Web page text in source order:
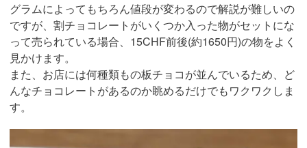
グラムによってもちろん値段が変わるので解説が難しいの
ですが、割チョコレートがいくつか入った物がセットにな
って売られている場合、15CHF前後(約1650円)の物をよく
見かけます。
また、お店には何種類もの板チョコが並んでいるため、ど
んなチョコレートがあるのか眺めるだけでもワクワクしま
す。